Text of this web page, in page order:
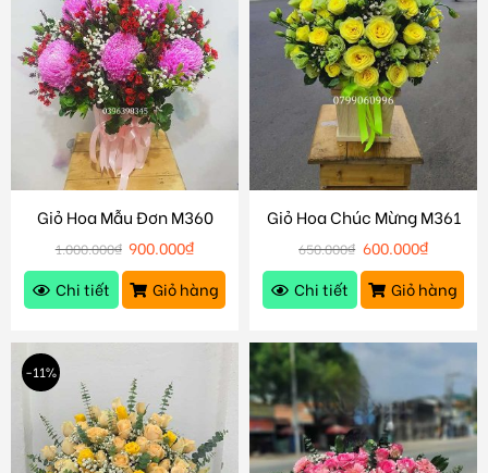
Giỏ Hoa Mẫu Đơn M360
1.000.000₫ 900.000₫
Chi tiết
Giỏ hàng
Giỏ Hoa Chúc Mừng M361
650.000₫ 600.000₫
Chi tiết
Giỏ hàng
-11%